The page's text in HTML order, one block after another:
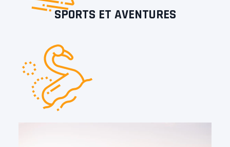
SPORTS ET AVENTURES